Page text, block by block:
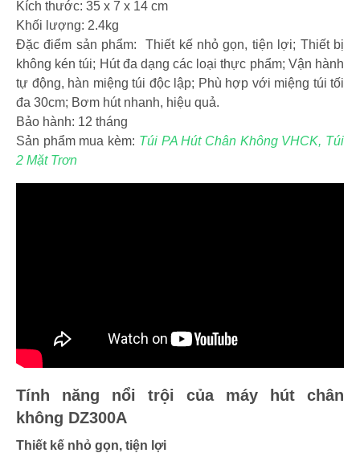
Kích thước: 35 x 7 x 14 cm
Khối lượng: 2.4kg
Đặc điểm sản phẩm: Thiết kế nhỏ gọn, tiện lợi; Thiết bị
không kén túi; Hút đa dạng các loại thực phẩm; Vận hành
tự động, hàn miệng túi độc lập; Phù hợp với miệng túi tối
đa 30cm; Bơm hút nhanh, hiệu quả.
Bảo hành: 12 tháng
Sản phẩm mua kèm: Túi PA Hút Chân Không VHCK, Túi
2 Mặt Trơn
Tính năng nổi trội của máy hút chân
không DZ300A
Thiết kế nhỏ gọn, tiện lợi